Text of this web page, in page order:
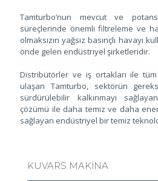
Tamturbo’nun mevcut ve
süreçlerinde önemli filtreleme ve
olmaksızın yağsız basınçlı havayı
önde gelen endüstriyel şirketleridir.
Distribütörler ve iş ortakları ile
ulaşan Tamturbo, sektörün
sürdürülebilir kalkınmayı
çözümü ile daha temiz ve daha
sağlayan endüstriyel bir temiz
KUVARS MAKİNA